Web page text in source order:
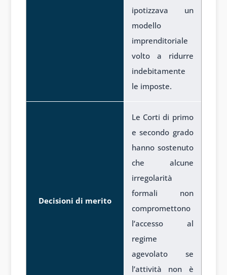
ipotizzava un
modello
imprenditoriale
volto a ridurre
indebitamente
le imposte.
Decisioni di merito
Le Corti di primo
e secondo grado
hanno sostenuto
che alcune
irregolarità
formali non
compromettono
l’accesso al
regime
agevolato se
l’attività non è